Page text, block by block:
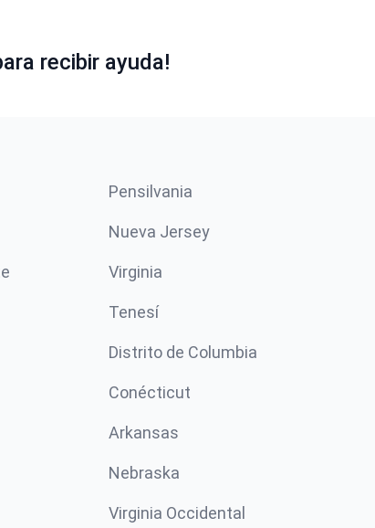
recibir ayuda!
Pensilvania
Nueva Jersey
Virginia
Tenesí
Distrito de Columbia
Conécticut
Arkansas
Nebraska
Virginia Occidental